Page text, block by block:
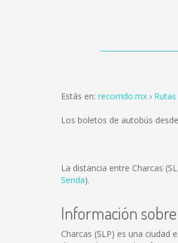
Estás en: recorrido.mx Rutas
Los boletos de autobús
La distancia entre Charcas
Senda).
Información
Charcas (SLP) es una